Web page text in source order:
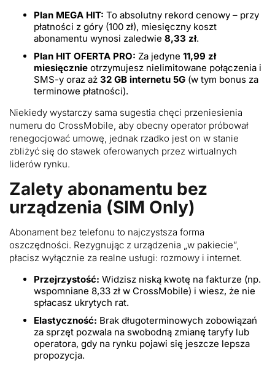
Plan MEGA HIT: To absolutny rekord cenowy – przy
płatności z góry (100 zł), miesięczny koszt
abonamentu wynosi zaledwie 8,33 zł.
Plan HIT OFERTA PRO: Za jedyne 11,99 zł
miesięcznie otrzymujesz nielimitowane połączenia i
SMS-y oraz aż 32 GB internetu 5G (w tym bonus za
terminowe płatności).
Niekiedy wystarczy sama sugestia chęci przeniesienia
numeru do CrossMobile, aby obecny operator próbował
renegocjować umowę, jednak rzadko jest on w stanie
zbliżyć się do stawek oferowanych przez wirtualnych
liderów rynku.
Zalety abonamentu bez
urządzenia (SIM Only)
Abonament bez telefonu to najczystsza forma
oszczędności. Rezygnując z urządzenia „w pakiecie”,
płacisz wyłącznie za realne usługi: rozmowy i internet.
Przejrzystość: Widzisz niską kwotę na fakturze (np.
wspomniane 8,33 zł w CrossMobile) i wiesz, że nie
spłacasz ukrytych rat.
Elastyczność: Brak długoterminowych zobowiązań
za sprzęt pozwala na swobodną zmianę taryfy lub
operatora, gdy na rynku pojawi się jeszcze lepsza
propozycja.